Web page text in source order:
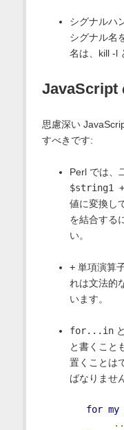
シグナルハ
シグナル名
名は、kill -l
JavaScript
思慮深い
すべきです:
Perl では、
$string1
値に変換し
を結合する
い。
+単項演算
れは文法的
います。
for...in
と書くこと
置くことは
ばなりませ
for my